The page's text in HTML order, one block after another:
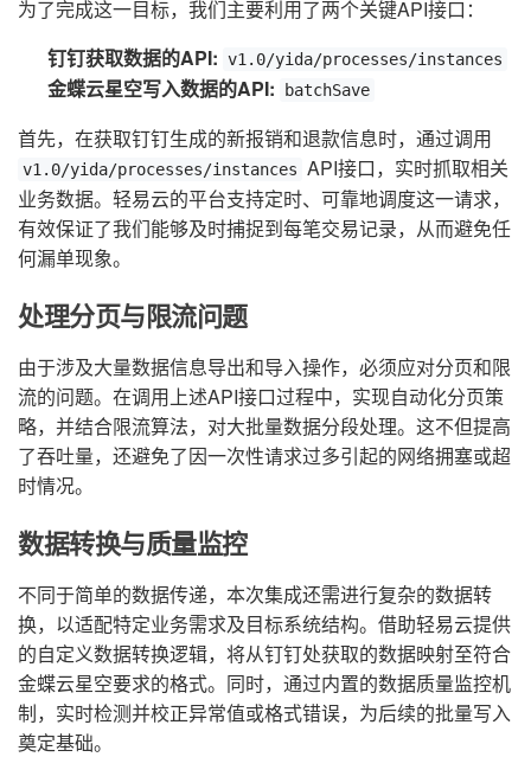
为了完成这一目标，我们主要利用了两个关键API接口：
钉钉获取数据的API: v1.0/yida/processes/instances
金蝶云星空写入数据的API: batchSave
首先，在获取钉钉生成的新报销和退款信息时，通过调用
v1.0/yida/processes/instances API接口，实时抓取相关
业务数据。轻易云的平台支持定时、可靠地调度这一请求，
有效保证了我们能够及时捕捉到每笔交易记录，从而避免任
何漏单现象。
处理分页与限流问题
由于涉及大量数据信息导出和导入操作，必须应对分页和限
流的问题。在调用上述API接口过程中，实现自动化分页策
略，并结合限流算法，对大批量数据分段处理。这不但提高
了吞吐量，还避免了因一次性请求过多引起的网络拥塞或超
时情况。
数据转换与质量监控
不同于简单的数据传递，本次集成还需进行复杂的数据转
换，以适配特定业务需求及目标系统结构。借助轻易云提供
的自定义数据转换逻辑，将从钉钉处获取的数据映射至符合
金蝶云星空要求的格式。同时，通过内置的数据质量监控机
制，实时检测并校正异常值或格式错误，为后续的批量写入
奠定基础。